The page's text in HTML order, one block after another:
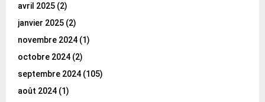
avril 2025 (2)
janvier 2025 (2)
novembre 2024 (1)
octobre 2024 (2)
septembre 2024 (105)
août 2024 (1)